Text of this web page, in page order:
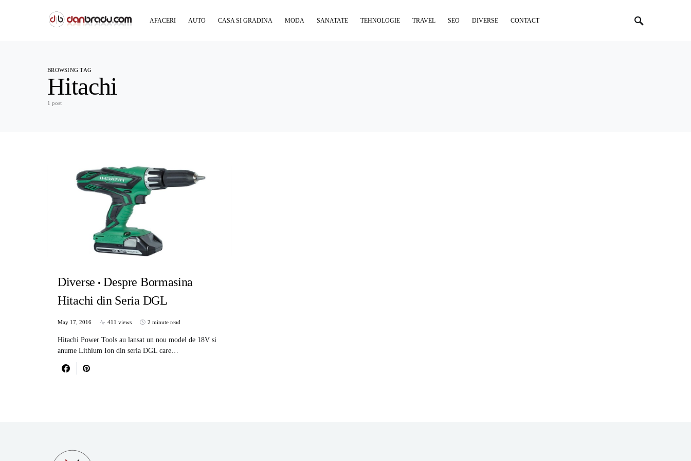
AFACERI AUTO CASA SI GRADINA MODA SANATATE TEHNOLOGIE TRAVEL SEO DIVERSE CONTACT
BROWSING TAG
Hitachi
1 post
Diverse
Despre Bormasina
Hitachi din Seria DGL
May 17, 2016 411 views 2 minute read
Hitachi Power Tools au lansat un nou model de 18V si
anume Lithium Ion din seria DGL care…